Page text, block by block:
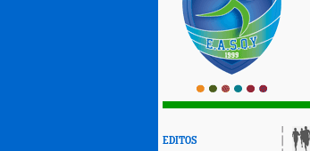
EDITOS